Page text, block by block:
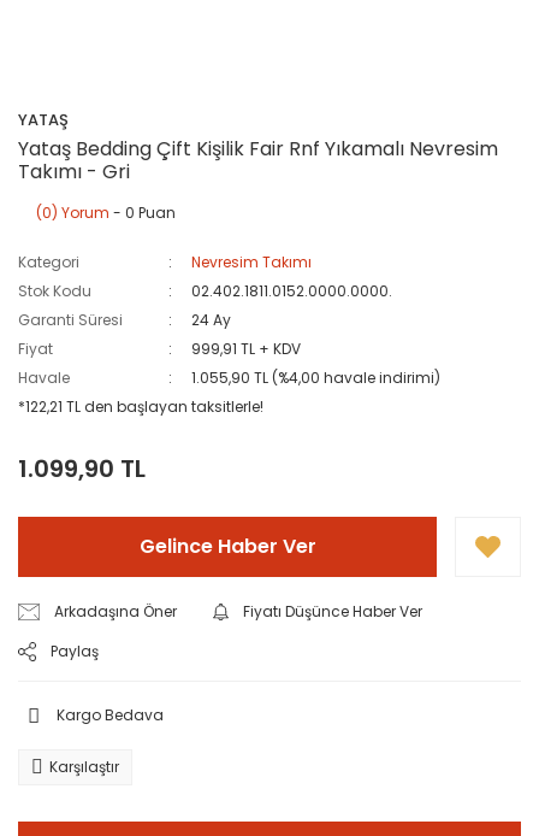
YATAŞ
Yataş Bedding Çift Kişilik Fair Rnf Yıkamalı Nevresim
Takımı - Gri
(0) Yorum - 0 Puan
Kategori
Nevresim Takımı
Stok Kodu
02.402.1811.0152.0000.0000.
Garanti Süresi
24 Ay
Fiyat
999,91 TL + KDV
Havale
1.055,90 TL (%4,00 havale indirimi)
*122,21 TL den başlayan taksitlerle!
1.099,90 TL
Gelince Haber Ver
Arkadaşına Öner
Fiyatı Düşünce Haber Ver
Paylaş
Kargo Bedava
Karşılaştır